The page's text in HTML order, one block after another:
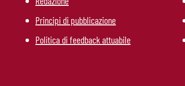
Principi di pubblicazione
Politica di feedback attuabile